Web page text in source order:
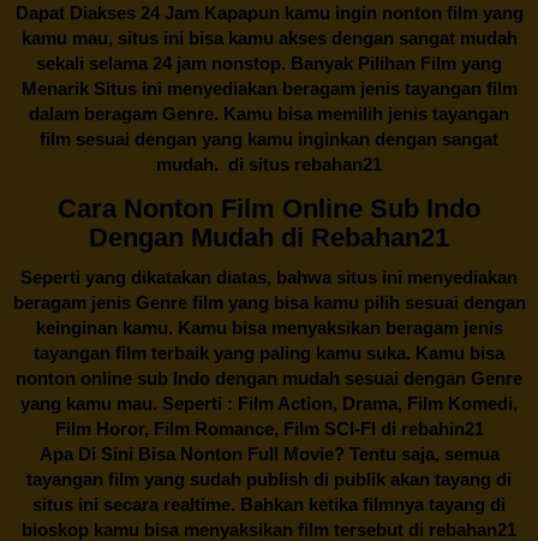
Dapat Diakses 24 Jam Kapapun kamu ingin nonton film yang
kamu mau, situs ini bisa kamu akses dengan sangat mudah
sekali selama 24 jam nonstop. Banyak Pilihan Film yang
Menarik Situs ini menyediakan beragam jenis tayangan film
dalam beragam Genre. Kamu bisa memilih jenis tayangan
film sesuai dengan yang kamu inginkan dengan sangat
mudah. di situs rebahan21
Cara Nonton Film Online Sub Indo
Dengan Mudah di Rebahan21
Seperti yang dikatakan diatas, bahwa situs ini menyediakan
beragam jenis Genre film yang bisa kamu pilih sesuai dengan
keinginan kamu. Kamu bisa menyaksikan beragam jenis
tayangan film terbaik yang paling kamu suka. Kamu bisa
nonton online sub Indo dengan mudah sesuai dengan Genre
yang kamu mau. Seperti : Film Action, Drama, Film Komedi,
Film Horor, Film Romance, Film SCI-FI di rebahin21
Apa Di Sini Bisa Nonton Full Movie? Tentu saja, semua
tayangan film yang sudah publish di publik akan tayang di
situs ini secara realtime. Bahkan ketika filmnya tayang di
bioskop kamu bisa menyaksikan film tersebut di rebahan21